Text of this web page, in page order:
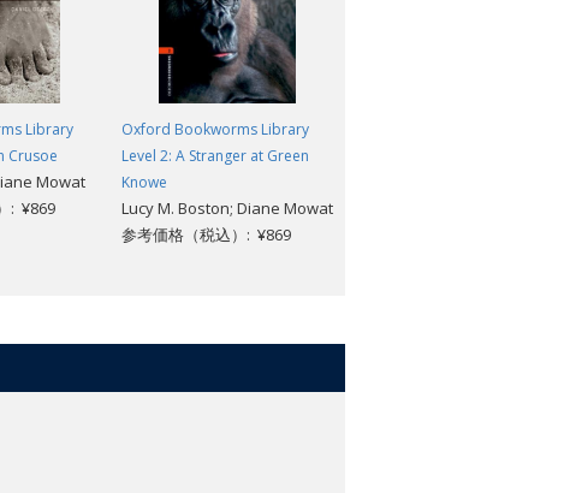
Library
Crusoe
Mowat
: ¥869
Oxford Bookworms Library
Level 2: A Stranger at Green
Knowe
Lucy M. Boston; Diane Mowat
参考価格（税込）: ¥869